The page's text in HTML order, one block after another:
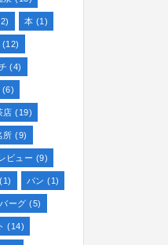
本 (1)
(12)
(4)
(6)
店 (19)
所 (9)
ビュー (9)
(1) パン (1)
ーグ (5)
(14)